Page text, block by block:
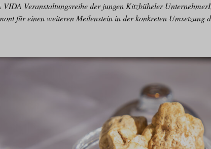
Veranstaltungsreihe der jungen Kitzbüheler
für einen weiteren Meilenstein in der konkreten Umsetzung